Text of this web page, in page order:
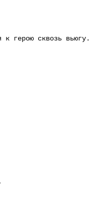
сквозь вьюгу.